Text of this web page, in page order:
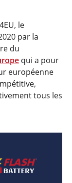
le
par la
du
qui a pour
européenne
tous les